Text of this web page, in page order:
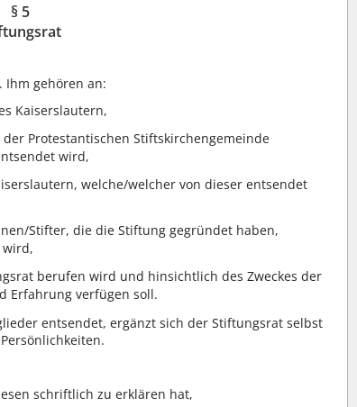
§ 5
gehören an:
Kaiserslautern,
Protestantischen Stiftskirchengemeinde
wird,
welche/welcher von dieser entsendet
Stifter, die die Stiftung gegründet haben,
wird,
berufen wird und hinsichtlich des Zweckes der
Erfahrung verfügen soll.
entsendet, ergänzt sich der Stiftungsrat selbst
schriftlich zu erklären hat,